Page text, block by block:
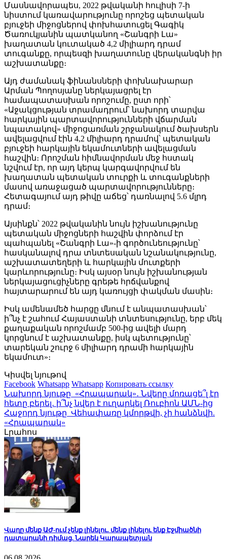
Մասնավորապես, 2022 թվականի հուլիսի 7-ի
նիստում կառավարությունը որոշեց պետական
բյուջեի միջոցներով փոխհատուցել Գագիկ
Ծառուկյանին պատկանող «Շանգրի Լա»
խաղատան կուտակած 4,2 միլիարդ դրամ
տուգանքը, որպեսզի խաղատունը վերականգնի իր
աշխատանքը։
Այդ ժամանակ ֆինանսների փոխնախարար
Արման Պողոսյանը ներկայացրել էր
համապատասխան որոշումը, ըստ որի՝
«Աջակցության տրամադրում՝ նախորդ տարվա
հարկային պարտավորությունների վճարման
նպատակով» միջոցառման շրջանակում ծախսերն
ավելացվում էին 4,2 միլիարդ դրամով՝ պետական
բյուջեի հարկային եկամուտների ավելացման
հաշվին։ Որոշման հիմնավորման մեջ հստակ
նշվում էր, որ այդ կերպ կարգավորվում են
խաղատան պետական տուրքի և տուգանքների
մասով առաջացած պարտավորությունները։
Հետագայում այդ թիվը աճեց՝ դառնալով 5.6 մլրդ
դրամ։
Այսինքն՝ 2022 թվականին նույն իշխանությունը
պետական միջոցների հաշվին փորձում էր
պահպանել «Շանգրի Լա»-ի գործունեությունը՝
հասկանալով դրա տնտեսական նշանակությունը,
աշխատատեղերի և հարկային մուտքերի
կարևորությունը։ Իսկ այսօր նույն իշխանության
ներկայացուցիչները գրեթե հրճվանքով
հայտարարում են այդ կառույցի փակման մասին։
Իսկ ամենամեծ հարցը մնում է անպատասխան՝
ի՞նչ է շահում Հայաստանի տնտեսությունը, երբ մեկ
քաղաքական որոշմամբ 500-ից ավելի մարդ
կորցնում է աշխատանքը, իսկ պետությունը՝
տարեկան շուրջ 6 միլիարդ դրամի հարկային
եկամուտ»։
Կիսվել նյութով
Facebook Whatsapp Whatsapp Копировать ссылку
Նախորդ նյութը «Հրապարակ»․ Նվերը մոռացե՞լ էր
հետը բերել․ ի՞նչ նվեր է ուղարկել Ռուբիոն ԱՄՆ-ից
Հաջորդ նյութը Վեհափառը կմորթվի, չի հանձնվի.
«Հրապարակ»
Լրահոս
Վաղը մենք ԱԺ-ում չենք լինելու. մենք լինելու ենք Էջմիածնի
դատարանի դիմաց. Նարեկ Կարապետյան